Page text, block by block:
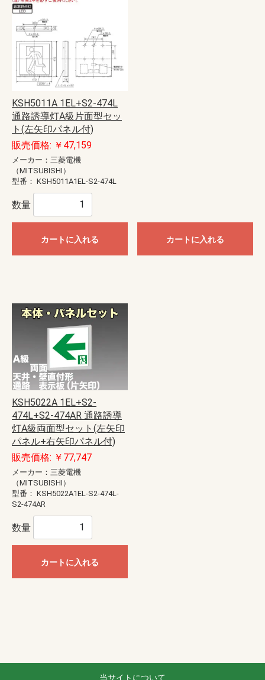
KSH5011A 1EL+S2-474L
通路誘導灯A級片面型セッ
ト(左矢印パネル付)
販売価格: ￥47,159
メーカー：三菱電機
（MITSUBISHI）
型番： KSH5011A1EL-S2-474L
数量
カートに入れる カートに入れる
KSH5022A 1EL+S2-
474L+S2-474AR 通路誘導
灯A級両面型セット(左矢印
パネル+右矢印パネル付)
販売価格: ￥77,747
メーカー：三菱電機
（MITSUBISHI）
型番： KSH5022A1EL-S2-474L-
S2-474AR
数量
カートに入れる
当サイトについて